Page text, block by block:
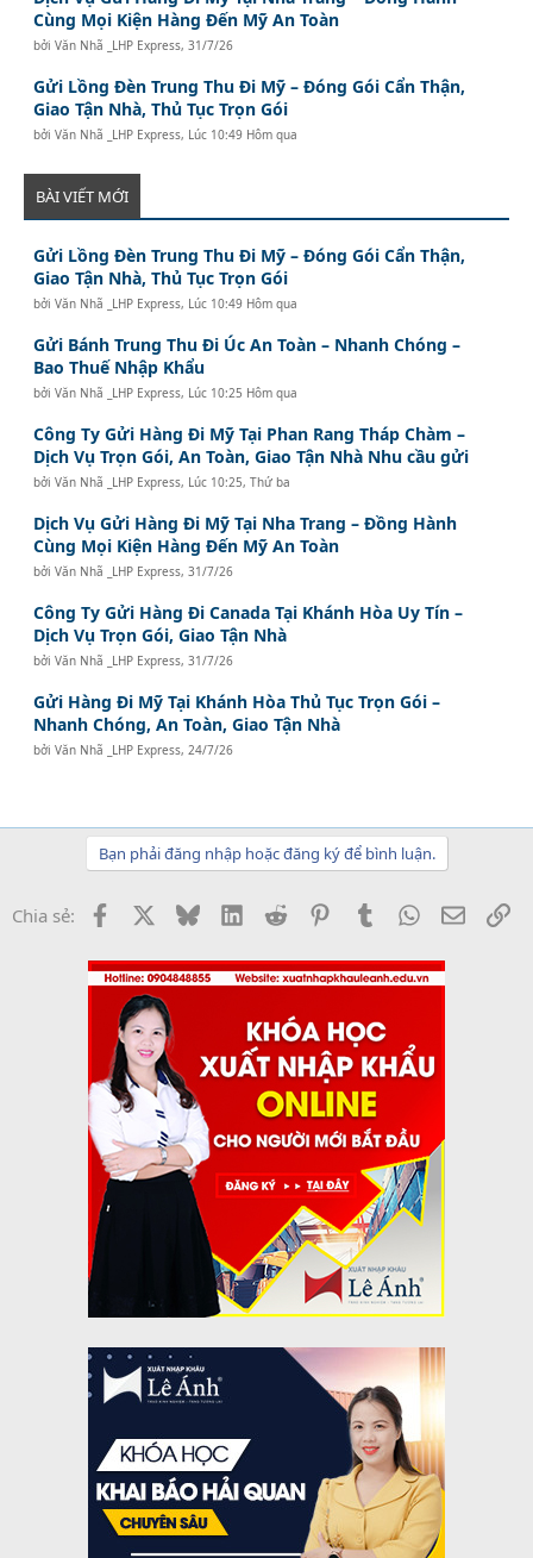
Cùng Mọi Kiện Hàng Đến Mỹ An Toàn
bởiVăn Nhã _LHP Express,31/7/26
Gửi Lồng Đèn Trung Thu Đi Mỹ – Đóng Gói Cẩn Thận,
Giao Tận Nhà, Thủ Tục Trọn Gói
bởiVăn Nhã _LHP Express, Lúc 10:49 Hôm qua
BÀI VIẾT MỚI
Gửi Lồng Đèn Trung Thu Đi Mỹ – Đóng Gói Cẩn Thận,
Giao Tận Nhà, Thủ Tục Trọn Gói
bởiVăn Nhã _LHP Express, Lúc 10:49 Hôm qua
Gửi Bánh Trung Thu Đi Úc An Toàn – Nhanh Chóng –
Bao Thuế Nhập Khẩu
bởiVăn Nhã _LHP Express, Lúc 10:25 Hôm qua
Công Ty Gửi Hàng Đi Mỹ Tại Phan Rang Tháp Chàm –
Dịch Vụ Trọn Gói, An Toàn, Giao Tận Nhà Nhu cầu gửi
bởiVăn Nhã _LHP Express, Lúc 10:25, Thứ ba
Dịch Vụ Gửi Hàng Đi Mỹ Tại Nha Trang – Đồng Hành
Cùng Mọi Kiện Hàng Đến Mỹ An Toàn
bởiVăn Nhã _LHP Express,31/7/26
Công Ty Gửi Hàng Đi Canada Tại Khánh Hòa Uy Tín –
Dịch Vụ Trọn Gói, Giao Tận Nhà
bởiVăn Nhã _LHP Express,31/7/26
Gửi Hàng Đi Mỹ Tại Khánh Hòa Thủ Tục Trọn Gói –
Nhanh Chóng, An Toàn, Giao Tận Nhà
bởiVăn Nhã _LHP Express, 24/7/26
Bạn phải đăng nhập hoặc đăng ký để bình luận.
Chia sẻ: Facebook BlueskyLinkedInReddit PinterestTumblrWhatsApp
Email